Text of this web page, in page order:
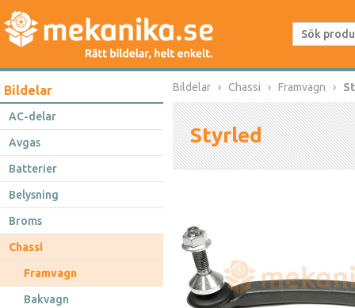
Bildelar
AC-delar
Avgas
Batterier
Belysning
Broms
Chassi
Framvagn
Bakvagn
Bildelar Chassi Framvagn
Styrled